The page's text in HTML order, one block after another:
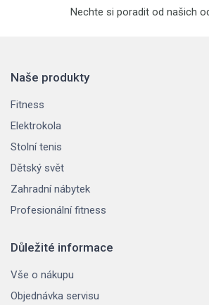
Nechte si poradit od našich
Naše produkty
Fitness
Elektrokola
Stolní tenis
Dětský svět
Zahradní nábytek
Profesionální fitness
Důležité informace
Vše o nákupu
Objednávka servisu